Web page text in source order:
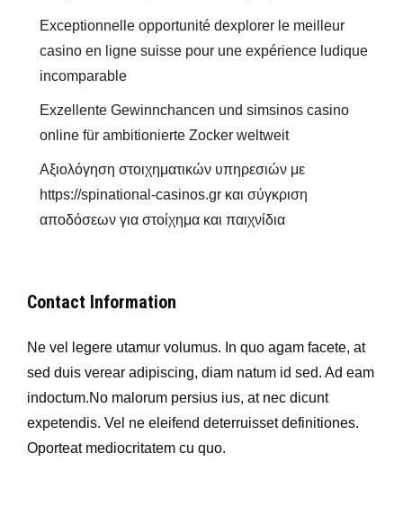
Exceptionnelle opportunité dexplorer le meilleur
casino en ligne suisse pour une expérience ludique
incomparable
Exzellente Gewinnchancen und simsinos casino
online für ambitionierte Zocker weltweit
Αξιολόγηση στοιχηματικών υπηρεσιών με
https://spinational-casinos.gr και σύγκριση
αποδόσεων για στοίχημα και παιχνίδια
Contact Information
Ne vel legere utamur volumus. In quo agam facete, at
sed duis verear adipiscing, diam natum id sed. Ad eam
indoctum.No malorum persius ius, at nec dicunt
expetendis. Vel ne eleifend deterruisset definitiones.
Oporteat mediocritatem cu quo.